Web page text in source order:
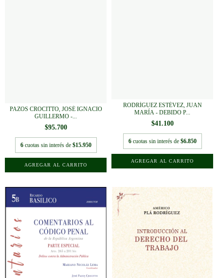
PAZOS CROCITTO, JOSÉ IGNACIO
GUILLERMO -...
$95.700
6 cuotas sin interés de $15.950
RODRÍGUEZ ESTÉVEZ, JUAN
MARÍA - DEBIDO P...
$41.100
6 cuotas sin interés de $6.850